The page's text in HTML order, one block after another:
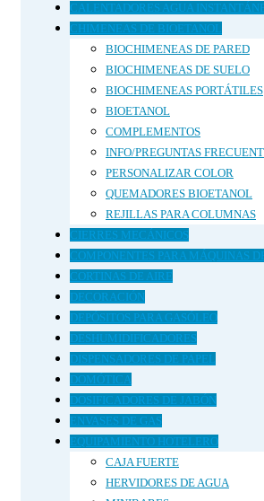
CALENTADORES AGUA
CHIMENEAS DE BIOETANOL
BIOCHIMENEAS DE PARED
BIOCHIMENEAS DE SUELO
BIOCHIMENEAS PORTÁTILES
BIOETANOL
COMPLEMENTOS
INFO/PREGUNTAS
PERSONALIZAR COLOR
QUEMADORES BIOETANOL
REJILLAS PARA COLUMNAS
CIERRES MECÁNICOS
COMPONENTES PARA MÁQUINAS
CORTINAS DE AIRE
DECORACIÓN
DEPÓSITOS PARA GASÓLEO
DESHUMIDIFICADORES
DISPENSADORES DE PAPEL
DOMÓTICA
DOSIFICADORES DE JABÓN
ENVASES DE GAS
EQUIPAMIENTO HOTELERO
CAJA FUERTE
HERVIDORES DE AGUA